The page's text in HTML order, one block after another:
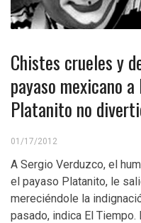
Chistes crueles y
payaso mexicano
Platanito no
01/17/2012
A Sergio Verduzco, el
el payaso Platanito, le
mereciéndole la
pasado, indica El